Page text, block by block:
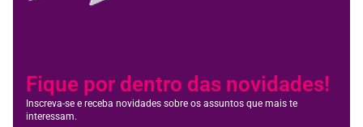
Fique por dentro das novidades!
Inscreva-se e receba novidades sobre os assuntos que mais te
interessam.